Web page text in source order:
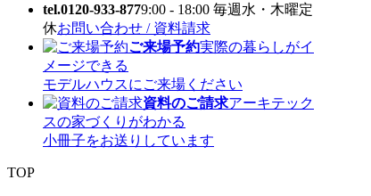
tel.0120-933-8779:00 - 18:00 毎週水・木曜定
休お問い合わせ / 資料請求
ご来場予約実際の暮らしがイ
メージできる
モデルハウスにご来場ください
資料のご請求アーキテック
スの家づくりがわかる
小冊子をお送りしています
TOP